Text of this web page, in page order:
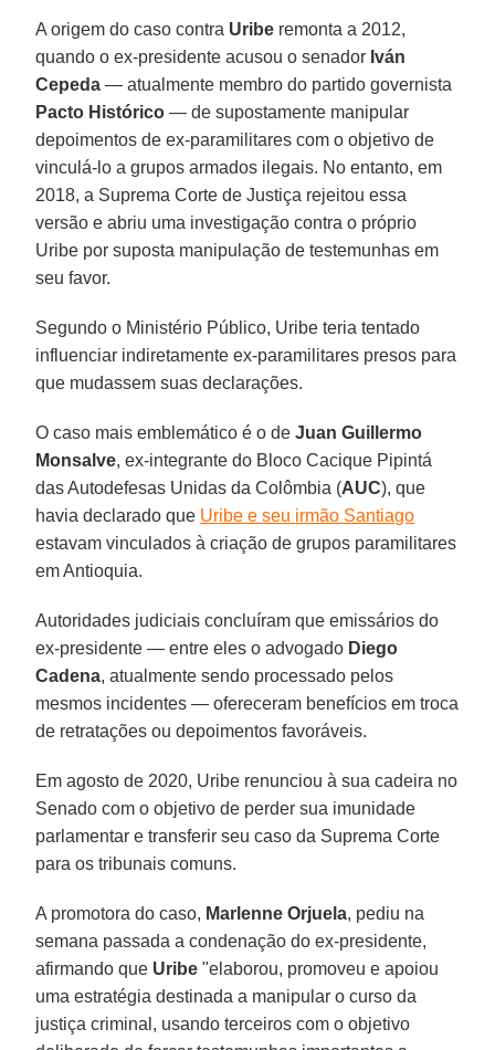
A origem do caso contra Uribe remonta a 2012,
quando o ex-presidente acusou o senador Iván
Cepeda — atualmente membro do partido governista
Pacto Histórico — de supostamente manipular
depoimentos de ex-paramilitares com o objetivo de
vinculá-lo a grupos armados ilegais. No entanto, em
2018, a Suprema Corte de Justiça rejeitou essa
versão e abriu uma investigação contra o próprio
Uribe por suposta manipulação de testemunhas em
seu favor.
Segundo o Ministério Público, Uribe teria tentado
influenciar indiretamente ex-paramilitares presos para
que mudassem suas declarações.
O caso mais emblemático é o deJuan Guillermo
Monsalve, ex-integrante do Bloco Cacique Pipintá
das Autodefesas Unidas da Colômbia (AUC), que
havia declarado que Uribe e seu irmão Santiago
estavam vinculados à criação de grupos paramilitares
em Antioquia.
Autoridades judiciais concluíram que emissários do
ex-presidente — entre eles o advogado Diego
Cadena, atualmente sendo processado pelos
mesmos incidentes — ofereceram benefícios em troca
de retratações ou depoimentos favoráveis.
Em agosto de 2020, Uribe renunciou à sua cadeira no
Senado com o objetivo de perder sua imunidade
parlamentar e transferir seu caso da Suprema Corte
para os tribunais comuns.
A promotora do caso, Marlenne Orjuela, pediu na
semana passada a condenação do ex-presidente,
afirmando que Uribe "elaborou, promoveu e apoiou
uma estratégia destinada a manipular o curso da
justiça criminal, usando terceiros com o objetivo